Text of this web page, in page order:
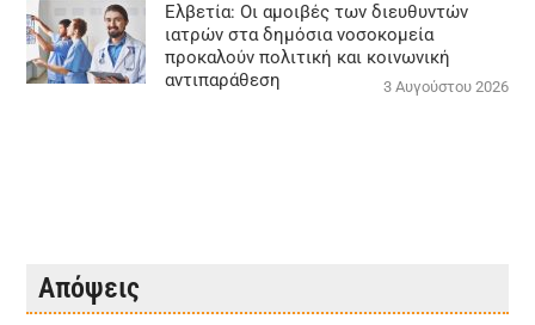
Ελβετία: Οι αμοιβές των διευθυντών
ιατρών στα δημόσια νοσοκομεία
προκαλούν πολιτική και κοινωνική
αντιπαράθεση
3 Αυγούστου 2026
Απόψεις